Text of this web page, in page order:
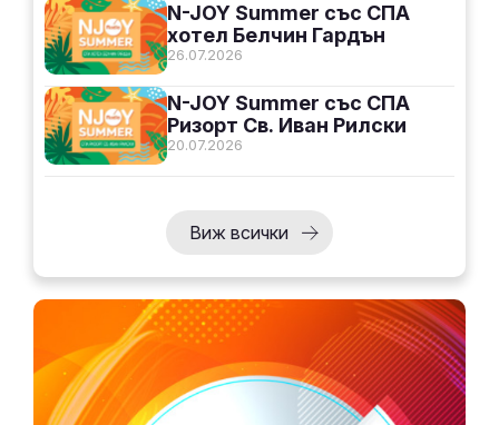
26.07.2026
N-JOY Summer със СПА
хотел Белчин Гардън
20.07.2026
N-JOY Summer със СПА
Ризорт Св. Иван Рилски
Виж всички